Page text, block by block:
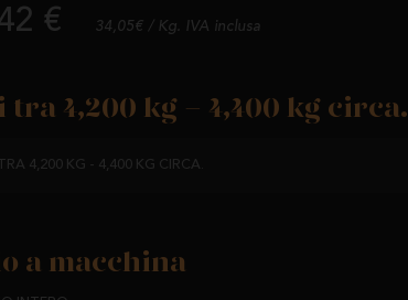
€ 34,05€ / Kg. IVA inclusa
tra 4,200 kg - 4,400 kg circa.
4,200 KG - 4,400 KG CIRCA.
a macchina